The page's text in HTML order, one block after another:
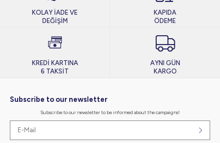
KOLAY İADE VE
DEĞİŞİM
KAPIDA
ÖDEME
KREDİ KARTINA
6 TAKSİT
AYNI GÜN
KARGO
Subscribe to our newsletter
Subscribe to our newsletter to be informed about the campaigns!